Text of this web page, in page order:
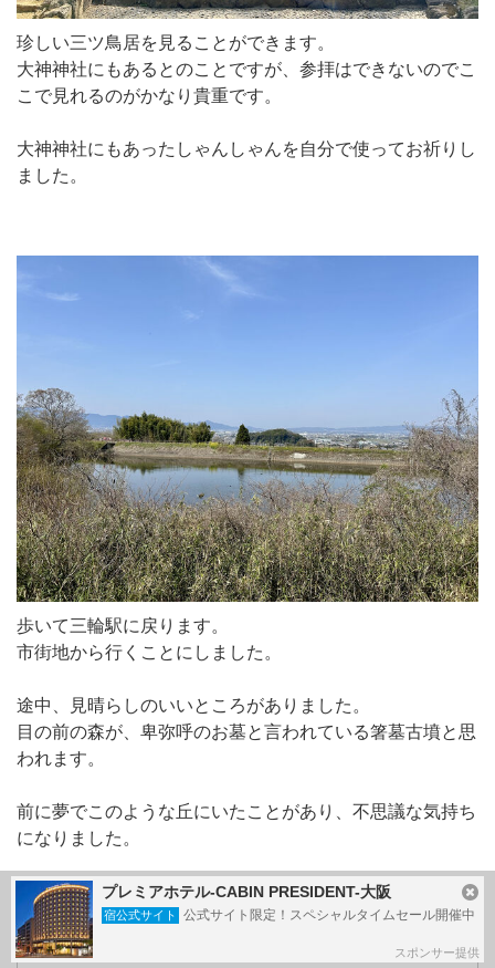
珍しい三ツ鳥居を見ることができます。
大神神社にもあるとのことですが、参拝はできないのでこ
こで見れるのがかなり貴重です。
大神神社にもあったしゃんしゃんを自分で使ってお祈りし
ました。
歩いて三輪駅に戻ります。
市街地から行くことにしました。
途中、見晴らしのいいところがありました。
目の前の森が、卑弥呼のお墓と言われている箸墓古墳と思
われます。
前に夢でこのような丘にいたことがあり、不思議な気持ち
になりました。
プレミアホテル-CABIN PRESIDENT-大阪
宿公式サイト 公式サイト限定！スペシャルタイムセール開催中
スポンサー提供